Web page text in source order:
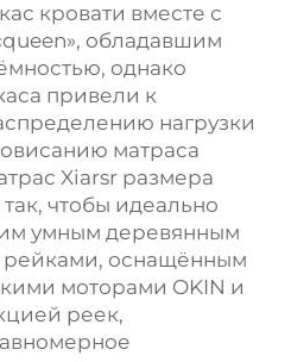
кровати вместе с
обладавшим
однако
привели к
нагрузки
матраса
Xiarsr размера
чтобы идеально
умным деревянным
рейками, оснащённым
моторами OKIN и
реек,